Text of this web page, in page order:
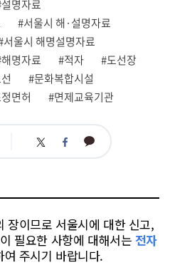
명자료
#서울시 해·설명자료
서울시 해명설명자료
명자료 #적자
#도선장
#문화복합시설
면허 #면제교육기관
트 페 카
장이므로 서울시에 대한 신고,
필요한 사항에 대해서는 전자
여 주시기 바랍니다.